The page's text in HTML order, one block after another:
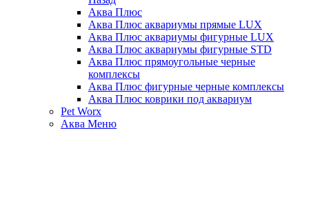
Аква Плюс
Аква Плюс аквариумы прямые LUX
Аква Плюс аквариумы фигурные LUX
Аква Плюс аквариумы фигурные STD
Аква Плюс прямоугольные черные
комплексы
Аква Плюс фигурные черные комплексы
Аква Плюс коврики под аквариум
Pet Worx
Аква Меню